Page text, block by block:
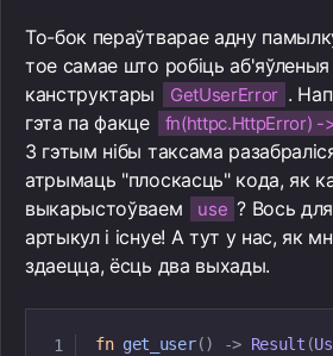
То-бок пераўтварае адну
тое самае што робіць аб'яўленыя
канструктары
GetUserError .
гэта па факце fn(httpc.HttpError) -
З гэтым нібы таксама
атрымаць "плоскасць" кода, як
выкарыстоўваем
use ? Вось
артыкул і існуе! А тут у нас, як
здаецца, ёсць два выхады.
fn get_user() -> Result (